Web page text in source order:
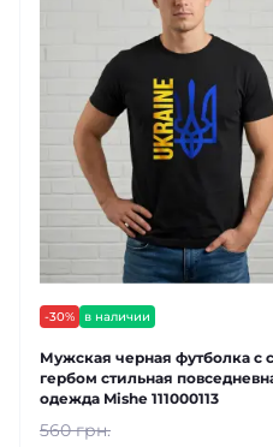
-30% в наличии
Мужская черная футболка с
гербом стильная
одежда Mishe 111000113
560 грн.